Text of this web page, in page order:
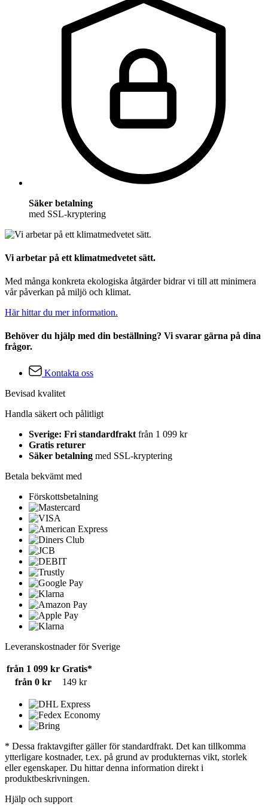
Säker betalning
med SSL-kryptering
Vi arbetar på ett klimatmedvetet sätt.
Med många konkreta ekologiska åtgärder bidrar vi till att minimera
vår påverkan på miljö och klimat.
Här hittar du mer information.
Behöver du hjälp med din beställning? Vi svarar gärna på dina
frågor.
Kontakta oss
Bevisad kvalitet
Handla säkert och pålitligt
Sverige: Fri standardfrakt från 1 099 kr
Gratis returer
Säker betalning med SSL-kryptering
Betala bekvämt med
Förskottsbetalning
Leveranskostnader för Sverige
från 1 099 kr Gratis*
från 0 kr
149 kr
* Dessa fraktavgifter gäller för standardfrakt. Det kan tillkomma
ytterligare kostnader, t.ex. på grund av produkternas vikt, storlek
eller egenskaper. Du hittar denna information direkt i
produktbeskrivningen.
Hjälp och support